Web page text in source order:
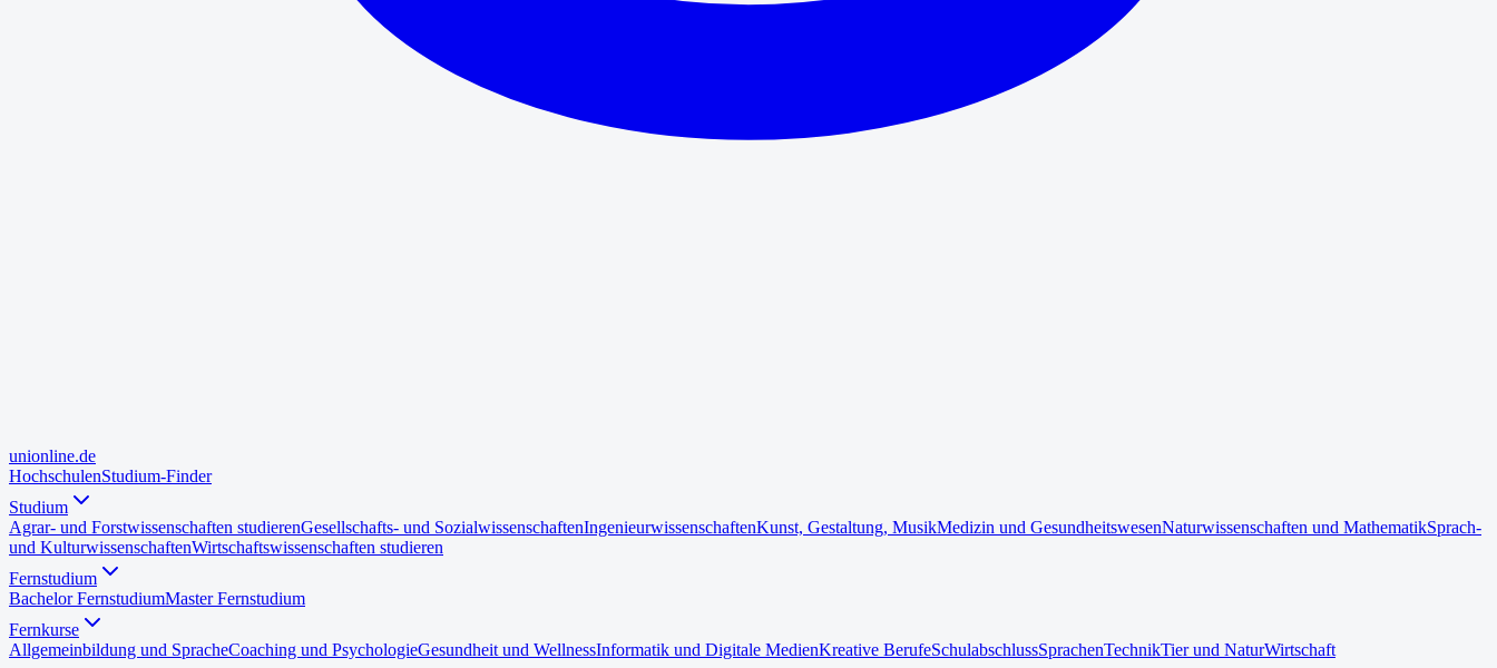
unionline.de
HochschulenStudium-Finder
Studium
Agrar- und Forstwissenschaften studierenGesellschafts- und SozialwissenschaftenIngenieurwissenschaftenKunst, Gestaltung, MusikMedizin und GesundheitswesenNaturwissenschaften und MathematikSprach-
und KulturwissenschaftenWirtschaftswissenschaften studieren
Fernstudium
Bachelor FernstudiumMaster Fernstudium
Fernkurse
Allgemeinbildung und SpracheCoaching und PsychologieGesundheit und WellnessInformatik und Digitale MedienKreative BerufeSchulabschlussSprachenTechnikTier und NaturWirtschaft